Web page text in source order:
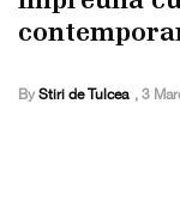
By Stiri de Tulcea , 3